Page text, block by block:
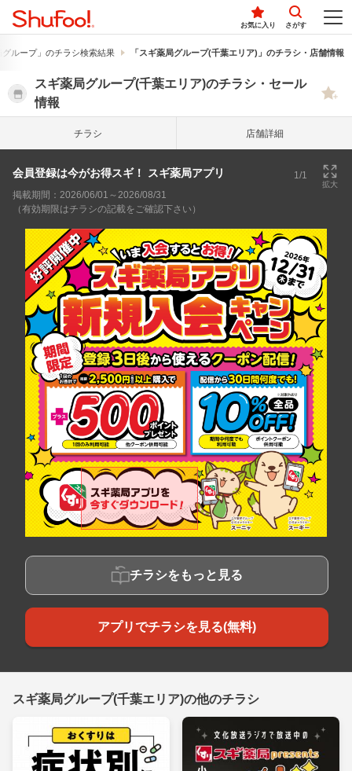
お気に入り さがす
グループ」のチラシ検索結果 「スギ薬局グループ(千葉エリア)」のチラシ・店舗情報
スギ薬局グループ(千葉エリア)のチラシ・セール
情報
チラシ 店舗詳細
会員登録は今がお得スギ！ スギ薬局アプリ 1/1
拡大
掲載期間：2026/06/01～2026/08/31
（有効期限はチラシの記載をご確認下さい）
チラシをもっと見る
アプリでチラシを見る(無料)
スギ薬局グループ(千葉エリア)の他のチラシ